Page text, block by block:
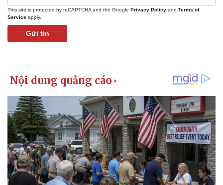
Khởi nghiệp
Tiêu dùng
Tỷ giá
This site is protected by reCAPTCHA and the Google Privacy Policy and Terms of
Service apply.
Gửi tin